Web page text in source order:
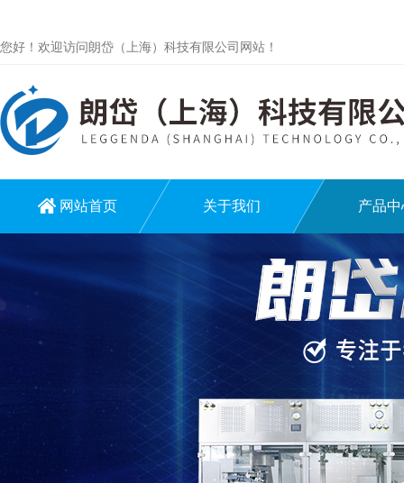
您好！欢迎访问朗岱（上海）科技有限公司网站！
网站首页 关于我们 产品中